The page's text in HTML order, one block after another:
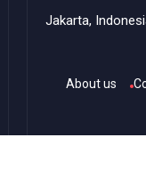
Jakarta,
About us